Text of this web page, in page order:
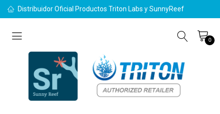
Distribuidor Oficial Productos Triton Labs y SunnyReef
0